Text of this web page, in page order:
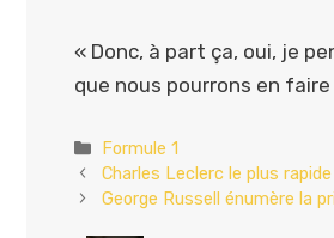
« Donc, à part ça, oui, je
que nous pourrons en faire
Catégories
Formule 1
Charles Leclerc le plus
George Russell énumère la